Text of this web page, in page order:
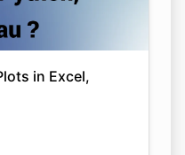
in Excel,